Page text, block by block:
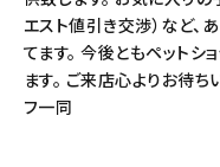
エスト値引き交渉）など、
てます。 今後ともペット
ます。 ご来店心よりお待ち
フ一同